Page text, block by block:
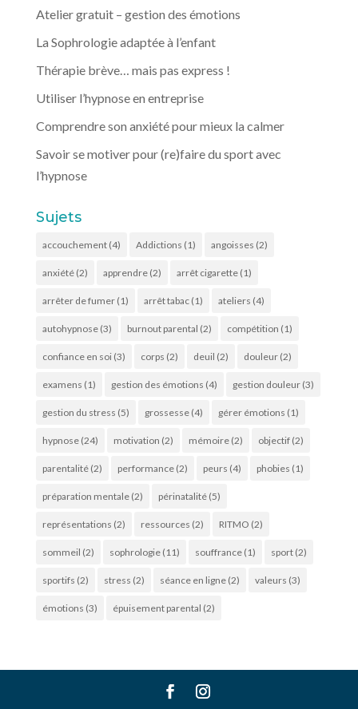
Atelier gratuit – gestion des émotions
La Sophrologie adaptée à l’enfant
Thérapie brève… mais pas express !
Utiliser l’hypnose en entreprise
Comprendre son anxiété pour mieux la calmer
Savoir se motiver pour (re)faire du sport avec
l’hypnose
Sujets
accouchement(4) Addictions (1) angoisses (2)
anxiété(2) apprendre(2) arrêt cigarette(1)
arrêter de fumer(1) arrêt tabac(1) ateliers (4)
autohypnose(3) burnout parental (2) compétition (1)
confiance en soi(3) corps (2) deuil (2) douleur(2)
examens (1) gestion des émotions (4) gestion douleur(3)
gestion du stress (5) grossesse(4) gérer émotions (1)
hypnose(24) motivation (2) mémoire(2) objectif(2)
parentalité(2) performance(2) peurs (4) phobies (1)
préparation mentale(2) périnatalité(5)
représentations (2) ressources (2) RITMO (2)
sommeil (2) sophrologie(11) souffrance(1) sport(2)
sportifs (2) stress (2) séance en ligne(2) valeurs (3)
émotions (3) épuisement parental (2)